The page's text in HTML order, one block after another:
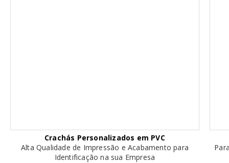
Crachás Personalizados em PVC
Alta Qualidade de Impressão e Acabamento para
Identificação na sua Empresa